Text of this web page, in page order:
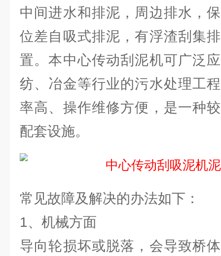
中间进水和排泥，周边排水，
位差自吸式排泥，有浮渣刮集
置。本中心传动刮泥机可广泛
纺、冶金等行业的污水处理工
率高、操作维修方便，是一种
配套设施。
常见故障及解决的办法如下：
1、机械方面
导向轮损坏或脱落，会导致桥